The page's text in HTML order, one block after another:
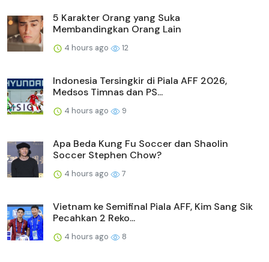
5 Karakter Orang yang Suka
Membandingkan Orang Lain
4 hours ago 12
Indonesia Tersingkir di Piala AFF 2026,
Medsos Timnas dan PS...
4 hours ago 9
Apa Beda Kung Fu Soccer dan Shaolin
Soccer Stephen Chow?
4 hours ago 7
Vietnam ke Semifinal Piala AFF, Kim Sang Sik
Pecahkan 2 Reko...
4 hours ago 8